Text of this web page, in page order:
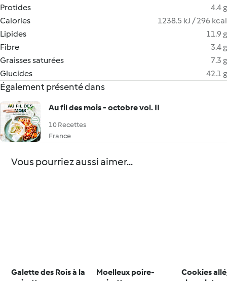
Protides
4.4 g
Calories
1238.5 kJ / 296 kcal
Lipides
11.9 g
Fibre
3.4 g
Graisses saturées
7.3 g
Glucides
42.1 g
Également présenté dans
Au fil des mois - octobre vol. II
10 Recettes
France
Vous pourriez aussi aimer...
Galette des Rois à la
Moelleux poire-
Cookies